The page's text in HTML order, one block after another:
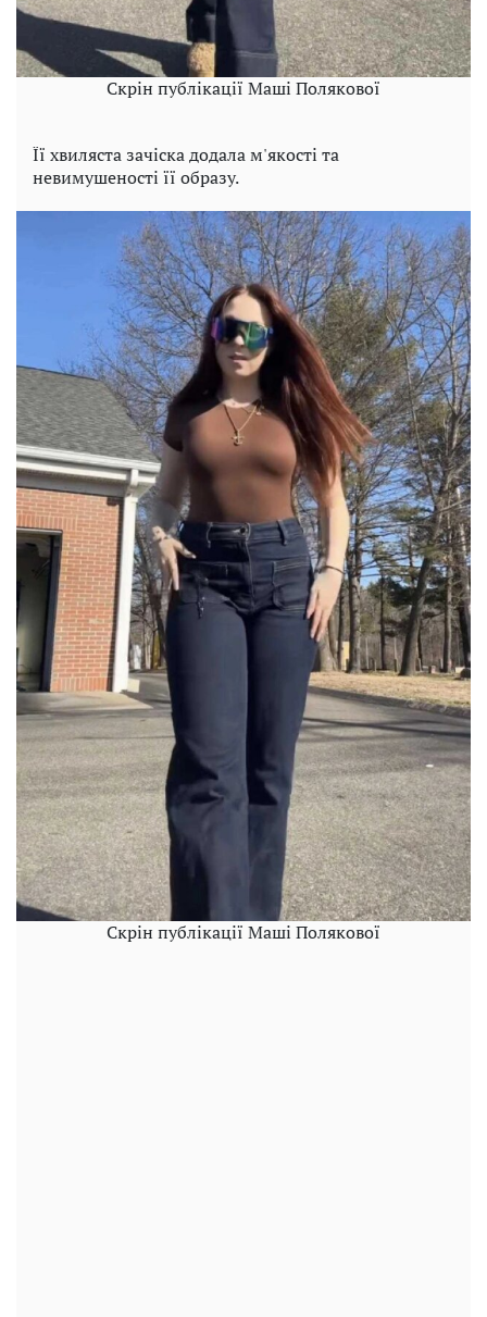
Скрін публікації Маші Полякової
Її хвиляста зачіска додала м'якості та
невимушеності її образу.
Скрін публікації Маші Полякової